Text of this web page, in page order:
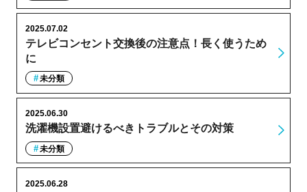
テレビコンセント交換後の注意点！長く使うため
に
2025.07.02
未分類
洗濯機設置避けるべきトラブルとその対策
2025.06.30
未分類
2025.06.28